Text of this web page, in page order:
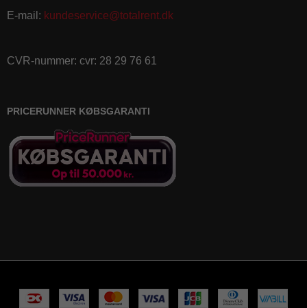
E-mail : kundeservice@totalrent.dk
CVR-nummer: cvr: 28 29 76 61
PRICERUNNER KØBSGARANTI